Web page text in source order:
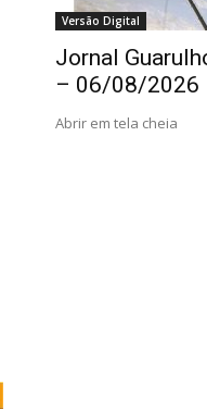
Versão Digital
Jornal
– 06/08/2026
Abrir em tela cheia